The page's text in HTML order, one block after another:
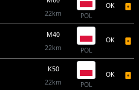
22km
POL
OK
M40
22km
POL
OK
K50
22km
POL
OK